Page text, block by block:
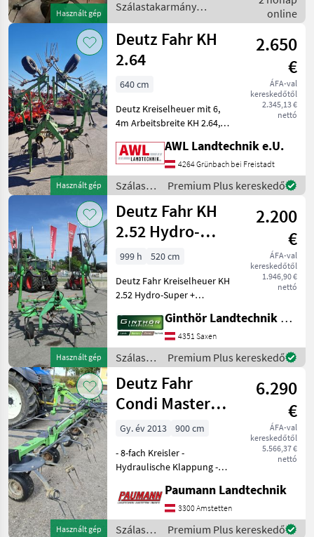
Használt gép
Szálastakarmány be
Szálastakarmány
betakarítók / Deutz Fahr
online
Használt gép
Deutz Fahr KH
2.64
2.650
€
ÁFA-val
kereskedőtől
2.345,13 €
nettó
640 cm
Deutz Kreiselheuer mit 6,
4m Arbeitsbreite KH 2.64,
Warntafeln, Gelenkwelle,
Dämpfungstreben
(Pöttinger), Schwenkbock
Szálastakarmány betakarí
AWL Landtechnik e.U.
4264 Grünbach bei Freistadt
Szálastakarmány
betakarítók
/ Deutz
Fahr
Premium Plus kereskedő
Használt gép
Deutz Fahr KH
2.52 Hydro-
Super
2.200
€
ÁFA-val
kereskedőtől
1.946,90 €
nettó
999 h
520 cm
Deutz Fahr Kreiselheuer KH
2.52 Hydro-Super +
Dämpfungsstreben + inkl.
Gelenkwelle + mechanische
Grenzstreueinrichtung
sofort einsatzber
Ginthör Landtechnik GmbH
4351 Saxen
Szálastakarmány
betakarítók
/ Deutz
Fahr
Premium Plus kereskedő
Használt gép
Deutz Fahr
Condi Master
9021
6.290
€
ÁFA-val
kereskedőtől
5.566,37 €
nettó
Gy. év 2013
900 cm
- 8-fach Kreisler -
Hydraulische Klappung -
Transportbreite 2, 98m -
1100kg Eigengewicht -
Abstellhöhe 3, 45m -
Paumann Landtechnik
3300 Amstetten
SzálastakarmányPremium Plus kereskedő